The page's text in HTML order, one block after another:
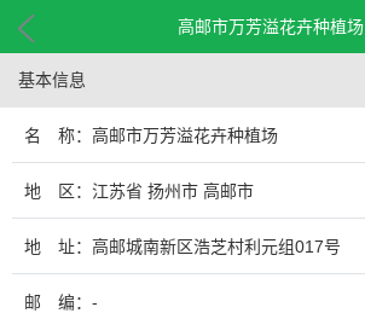
高邮市万芳溢花卉种植场
基本信息
名 称：高邮市万芳溢花卉种植场
地 区：江苏省 扬州市 高邮市
地 址：高邮城南新区浩芝村利元组017号
邮 编：-